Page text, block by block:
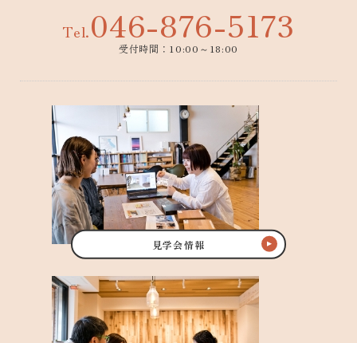
Tel.046-876-5173
受付時間：10:00～18:00
見学会情報